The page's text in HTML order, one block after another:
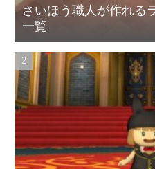
さいほう職人が作れる
一覧